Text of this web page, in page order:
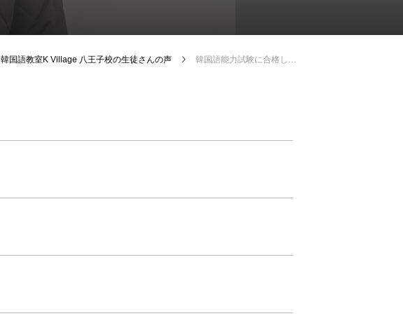
韓国語教室K Village 八王子校の生徒さんの声 韓国語能力試験に合格したい！！